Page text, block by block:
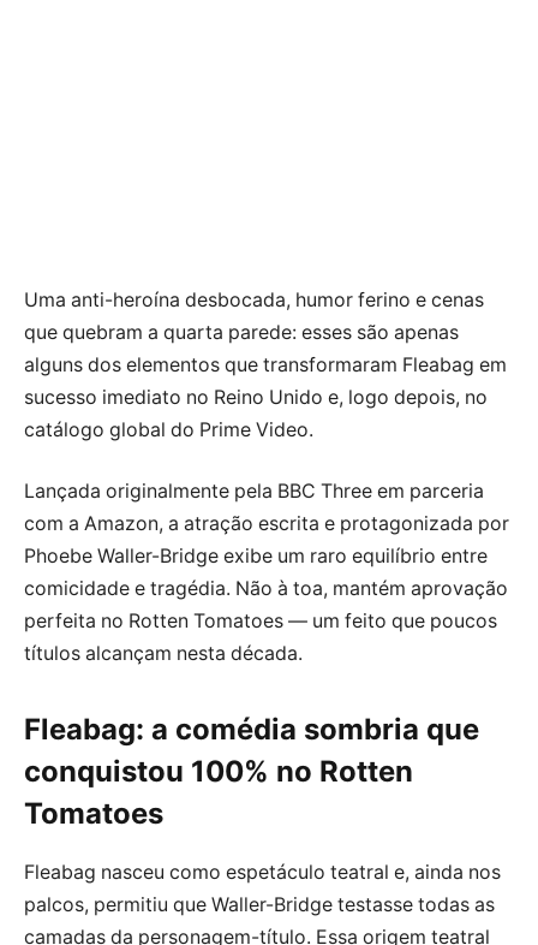
Uma anti-heroína desbocada, humor ferino e cenas
que quebram a quarta parede: esses são apenas
alguns dos elementos que transformaram Fleabag em
sucesso imediato no Reino Unido e, logo depois, no
catálogo global do Prime Video.
Lançada originalmente pela BBC Three em parceria
com a Amazon, a atração escrita e protagonizada por
Phoebe Waller-Bridge exibe um raro equilíbrio entre
comicidade e tragédia. Não à toa, mantém aprovação
perfeita no Rotten Tomatoes — um feito que poucos
títulos alcançam nesta década.
Fleabag: a comédia sombria que
conquistou 100% no Rotten
Tomatoes
Fleabag nasceu como espetáculo teatral e, ainda nos
palcos, permitiu que Waller-Bridge testasse todas as
camadas da personagem-título. Essa origem teatral